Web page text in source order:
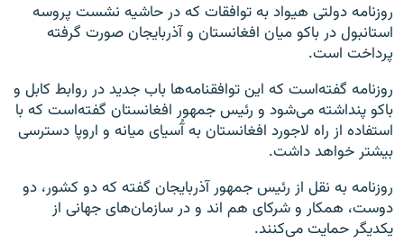
روزنامه دولتی هیواد به توافقات که در حاشیه نشست پروسه
استانبول در باکو میان افغانستان و آذربایجان صورت گرفته
پرداخت است.
روزنامه گفته‌است که این توافقنامه‌ها باب جدید در روابط کابل و
باکو پنداشته می‌شود و رئیس جمهور افغانستان گفته‌است که با
استفاده از راه لاجورد افغانستان به آُسیای میانه و اروپا دسترسی
بیشتر خواهد داشت.
روزنامه به نقل از رئیس جمهور آذربایجان گفته که دو کشور، دو
دوست، همکار و شرکای هم اند و در سازمان‌های جهانی از
یکدیگر حمایت می‌کنند.